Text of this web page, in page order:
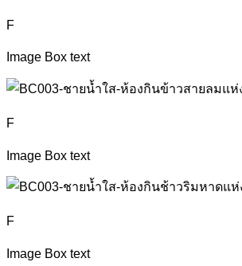
F
Image Box text
F
Image Box text
F
Image Box text